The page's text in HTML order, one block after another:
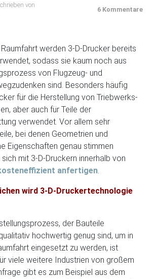
von
6 Kommentare
werden 3-D-Drucker bereits
sodass sie kaum noch aus
von Flugzeug- und
sind. Besonders häufig
für die Herstellung von Triebwerks-
aber auch für Teile der
verwendet. Vor allem sehr
bei denen Geometrien und
Eigenschaften genau stimmen
mit 3-D-Druckern innerhalb von
anfertigen.
wird 3-D-Druckertechnologie
der Bauteile
hochwertig genug sind, um in
eingesetzt zu werden, ist
viele weitere Industrien von großem
gibt es zum Beispiel aus dem